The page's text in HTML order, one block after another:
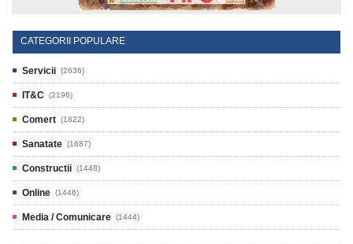
CATEGORII POPULARE
Servicii (2636)
IT&C (2196)
Comert (1822)
Sanatate (1687)
Constructii (1448)
Online (1446)
Media / Comunicare (1444)